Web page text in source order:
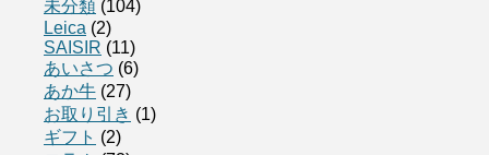
未分類 (104)
Leica (2)
SAISIR (11)
あいさつ (6)
あか牛 (27)
お取り引き (1)
ギフト (2)